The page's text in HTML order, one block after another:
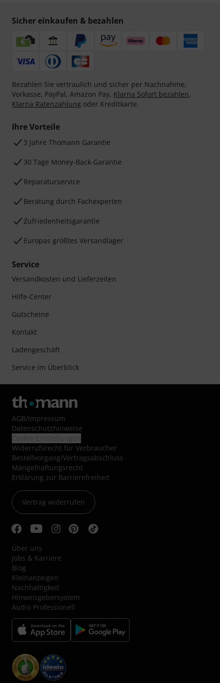
Sicher einkaufen & bezahlen
Bezahlen Sie vertraulich und sicher per Nachnahme,
Vorkasse, PayPal, Amazon Pay, Klarna Sofort bezahlen,
Klarna Ratenzahlung oder Kreditkarte.
Ihre Vorteile
3 Jahre Thomann Garantie
30 Tage Money-Back-Garantie
Reparaturservice
Beratung durch Fachexperten
Zufriedenheitsgarantie
Europas größtes Versandlager
Service
Versandkosten und Lieferzeiten
Hilfe-Center
Gutscheine
Kontakt
Ladengeschäft
Service im Überblick
AGB/Impressum
Datenschutzhinweise
Widerrufsrecht für Verbraucher
Bestellvorgang/Vertragsabschluss
Mängelhaftungsrecht
Erklärung zur Barrierefreiheit
Vertrag widerrufen
Über uns
Jobs & Karriere
Blog
Kleinanzeigen
Nachhaltigkeit
Hinweisgebersystem
Audio Professionell